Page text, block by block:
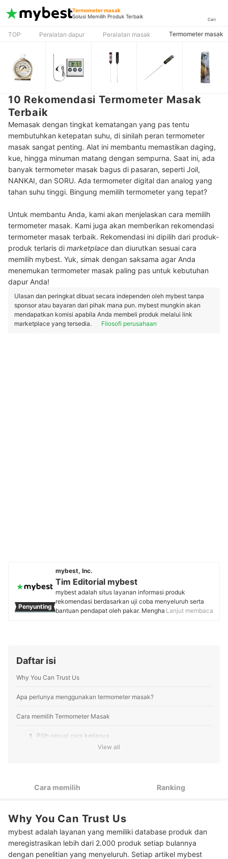
Termometer masak
Solusi Memilih Produk Terbaik
Cari
TOP Peralatan dapur Peralatan masak Termometer masak
10 Rekomendasi Termometer Masak
Terbaik
Memasak dengan tingkat kematangan yang pas tentu
membutuhkan ketepatan suhu, di sinilah peran termometer
masak sangat penting. Alat ini membantu memastikan daging,
kue, hingga minuman matang dengan sempurna. Saat ini, ada
banyak termometer masak bagus di pasaran, seperti Joil,
NANKAI, dan SORU. Ada termometer digital dan analog yang
tahan suhu tinggi. Bingung memilih termometer yang tepat?
Untuk membantu Anda, kami akan menjelaskan cara memilih
termometer masak. Kami juga akan memberikan rekomendasi
termometer masak terbaik. Rekomendasi ini dipilih dari produk-
produk terlaris di marketplace dan diurutkan sesuai cara
memilih mybest. Yuk, simak dengan saksama agar Anda
menemukan termometer masak paling pas untuk kebutuhan
dapur Anda!
Ulasan dan peringkat dibuat secara independen oleh mybest tanpa
sponsor atau bayaran dari pihak mana pun. mybest mungkin akan
mendapatkan komisi apabila Anda membeli produk melalui link
marketplace yang tersedia.
Filosofi perusahaan
Penyunting
mybest, Inc.
Tim Editorial mybest
mybest adalah situs layanan informasi produk
rekomendasi berdasarkan uji coba menyeluruh serta
bantuan pendapat oleh pakar. Menghasilkan konten
Lanjut membaca
Daftar isi
Why You Can Trust Us
Apa perlunya menggunakan termometer masak?
Cara memilih Termometer Masak
1 Pilih sesuai cara kerjanya
Periksa kecepatan pengukuran serta rentang suhunya
Peringkat Termometer Masak Terbaik
Baca juga rekomendasi peralatan memasak lainnya di sini
View all
Cara memilih Ranking
Why You Can Trust Us
mybest adalah layanan yang memiliki database produk dan
meregistrasikan lebih dari 2.000 produk setiap bulannya
dengan penelitian yang menyeluruh. Setiap artikel mybest